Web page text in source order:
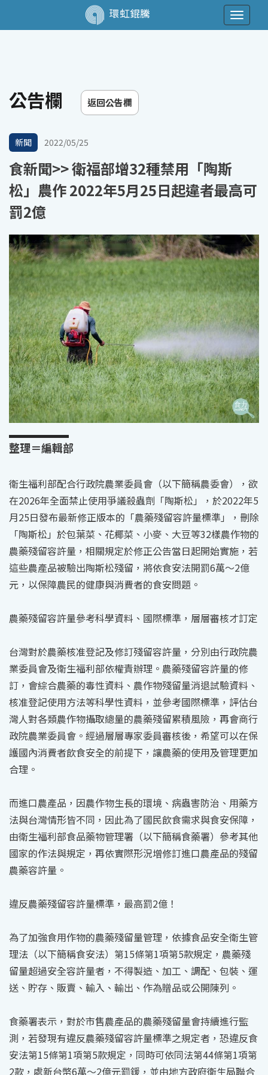
Toggle
環虹錕騰
公告欄 返回公告欄
新聞 2022/05/25
食新聞>> 衛福部增32種禁用「陶斯
松」農作 2022年5月25日起違者最高可
罰2億
整理＝編輯部
衛生福利部配合行政院農業委員會（以下簡稱農委會），欲
在2026年全面禁止使用爭議殺蟲劑「陶斯松」，於2022年5
月25日發布最新修正版本的「農藥殘留容許量標準」，刪除
「陶斯松」於包葉菜、花椰菜、小麥、大豆等32樣農作物的
農藥殘留容許量，相關規定於修正公告當日起開始實施，若
這些農產品被驗出陶斯松殘留，將依食安法開罰6萬～2億
元，以保障農民的健康與消費者的食安問題。
農藥殘留容許量參考科學資料、國際標準，層層審核才訂定
台灣對於農藥核准登記及修訂殘留容許量，分別由行政院農
業委員會及衛生福利部依權責辦理。農藥殘留容許量的修
訂，會綜合農藥的毒性資料、農作物殘留量消退試驗資料、
核准登記使用方法等科學性資料，並參考國際標準，評估台
灣人對各類農作物攝取總量的農藥殘留累積風險，再會商行
政院農業委員會。經過層層專家委員審核後，希望可以在保
護國內消費者飲食安全的前提下，讓農藥的使用及管理更加
合理。
而進口農產品，因農作物生長的環境、病蟲害防治、用藥方
法與台灣情形皆不同，因此為了國民飲食需求與食安保障，
由衛生福利部食品藥物管理署（以下簡稱食藥署）參考其他
國家的作法與規定，再依實際形況增修訂進口農產品的殘留
農藥容許量。
違反農藥殘留容許量標準，最高罰2億！
為了加強食用作物的農藥殘留量管理，依據食品安全衛生管
理法（以下簡稱食安法）第15條第1項第5款規定，農藥殘
留量超過安全容許量者，不得製造、加工、調配、包裝、運
送、貯存、販賣、輸入、輸出、作為贈品或公開陳列。
食藥署表示，對於市售農產品的農藥殘留量會持續進行監
測，若發現有違反農藥殘留容許量標準之規定者，恐違反食
安法第15條第1項第5款規定，同時可依同法第44條第1項第
2款，處新台幣6萬～2億元罰鍰，並由地方政府衛生局聯合